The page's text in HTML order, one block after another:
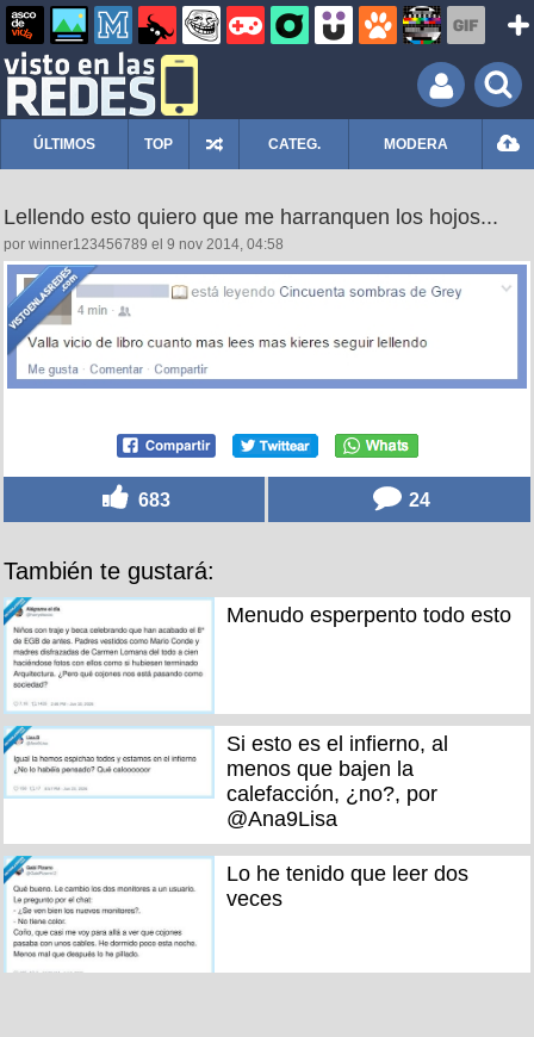
ÚLTIMOS TOP CATEG. MODERA
Lellendo esto quiero que me harranquen los hojos...
por winner123456789 el 9 nov 2014, 04:58
683 24
También te gustará:
Menudo esperpento todo esto
Si esto es el infierno, al
menos que bajen la
calefacción, ¿no?, por
@Ana9Lisa
Lo he tenido que leer dos
veces